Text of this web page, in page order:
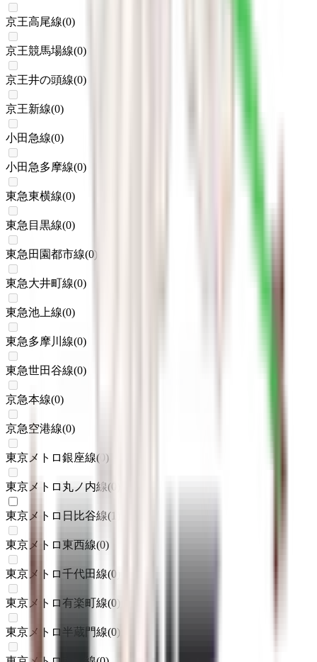
京王高尾線(0)
京王競馬場線(0)
京王井の頭線(0)
京王新線(0)
小田急線(0)
小田急多摩線(0)
東急東横線(0)
東急目黒線(0)
東急田園都市線(0)
東急大井町線(0)
東急池上線(0)
東急多摩川線(0)
東急世田谷線(0)
京急本線(0)
京急空港線(0)
東京メトロ銀座線( 0)
東京メトロ丸ノ内線(0
東京メトロ日比谷線(1
東京メトロ東西線(0)
東京メトロ千代田線(0
東京メトロ有楽町線(0)
東京メトロ半蔵門線(0)